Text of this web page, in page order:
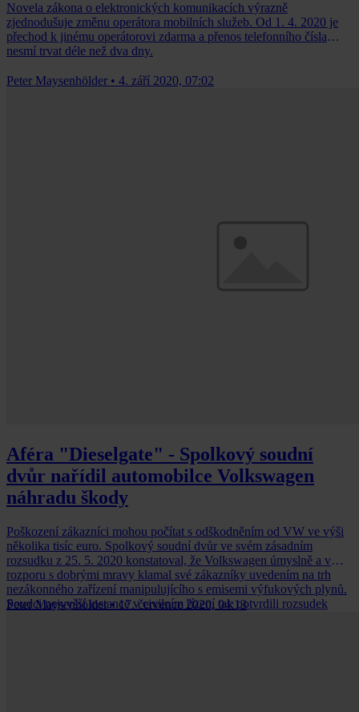
Novela zákona o elektronických komunikacích výrazně
zjednodušuje změnu operátora mobilních služeb. Od 1. 4. 2020 je
přechod k jinému operátorovi zdarma a přenos telefonního čísla
nesmí trvat déle než dva dny.
Peter Maysenhölder • 4. září 2020, 07:02
Aféra "Dieselgate" - Spolkový soudní
dvůr nařídil automobilce Volkswagen
náhradu škody
Poškození zákazníci mohou počítat s odškodněním od VW ve výši
několika tisíc euro. Spolkový soudní dvůr ve svém zásadním
rozsudku z 25. 5. 2020 konstatoval, že Volkswagen úmyslně a v
rozporu s dobrými mravy klamal své zákazníky uvedením na trh
nezákonného zařízení manipulujícího s emisemi výfukových plynů.
Soudci nejvyšší instance v civilním řízení tak potvrdili rozsudek
Peter Maysenhölder • 17. července 2020, 04:13